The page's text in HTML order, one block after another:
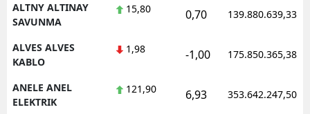
ALTNY ALTINAY
SAVUNMA
15,80 0,70 139.880.639,33
ALVES ALVES
KABLO
1,98 -1,00 175.850.365,38
ANELE ANEL
ELEKTRIK
121,90 6,93 353.642.247,50